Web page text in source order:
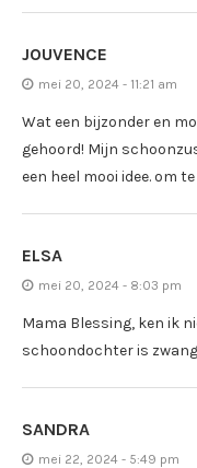
JOUVENCE
mei 20, 2024 - 11:21 am
Wat een bijzonder en
gehoord! Mijn
een heel mooi idee. om
ELSA
mei 20, 2024 - 8:03 pm
Mama Blessing, ken ik
schoondochter is
SANDRA
mei 22, 2024 - 5:49 pm